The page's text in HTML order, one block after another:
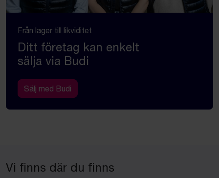
Från lager till likviditet
Ditt företag kan enkelt
sälja via Budi
Sälj med Budi
Vi finns där du finns